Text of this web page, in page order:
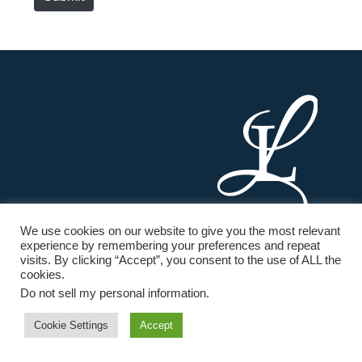
MAÎTRE
LAURENT LATAPIE
AVOCAT À FRÉJUS
We use cookies on our website to give you the most relevant
experience by remembering your preferences and repeat
visits. By clicking “Accept”, you consent to the use of ALL the
cookies.
Do not sell my personal information.
Cookie Settings Accept